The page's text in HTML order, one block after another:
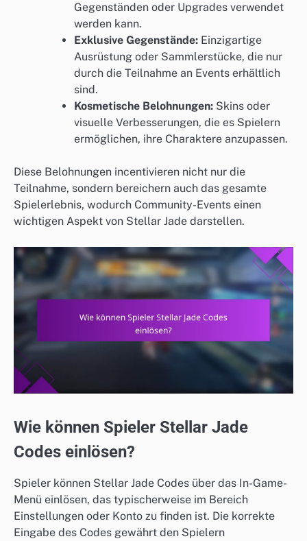
Gegenständen oder Upgrades verwendet
werden kann.
Exklusive Gegenstände: Einzigartige
Ausrüstung oder Sammlerstücke, die nur
durch die Teilnahme an Events erhältlich
sind.
Kosmetische Belohnungen: Skins oder
visuelle Verbesserungen, die es Spielern
ermöglichen, ihre Charaktere anzupassen.
Diese Belohnungen incentivieren nicht nur die
Teilnahme, sondern bereichern auch das gesamte
Spielerlebnis, wodurch Community-Events einen
wichtigen Aspekt von Stellar Jade darstellen.
Wie können Spieler Stellar Jade
Codes einlösen?
Spieler können Stellar Jade Codes über das In-Game-
Menü einlösen, das typischerweise im Bereich
Einstellungen oder Konto zu finden ist. Die korrekte
Eingabe des Codes gewährt den Spielern